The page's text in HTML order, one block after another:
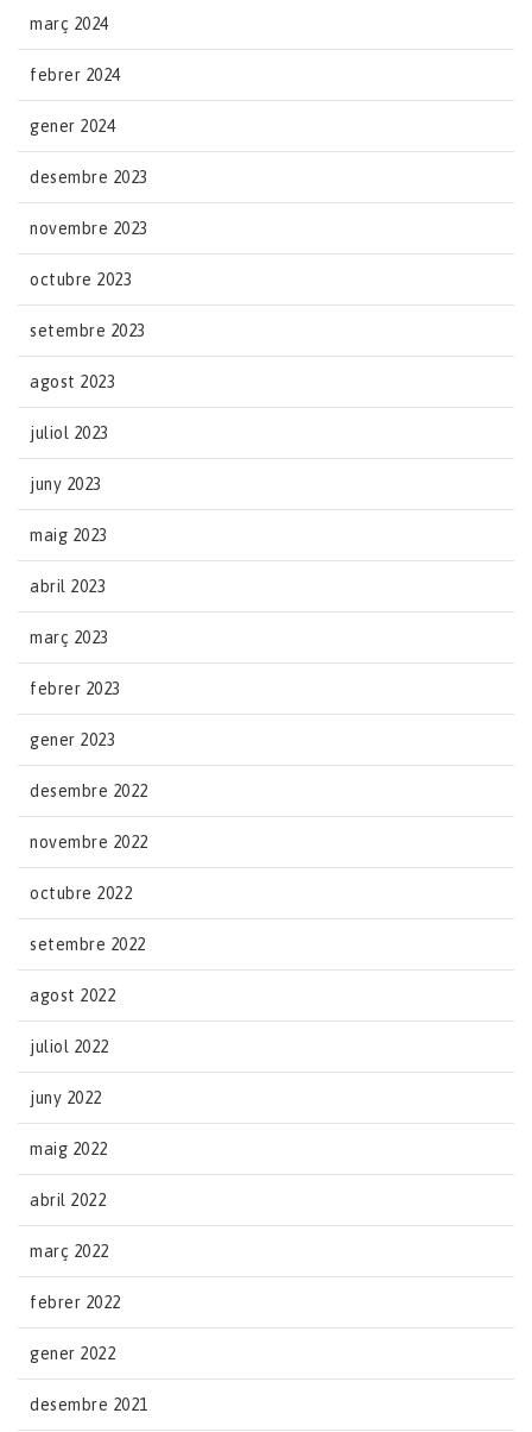
març 2024
febrer 2024
gener 2024
desembre 2023
novembre 2023
octubre 2023
setembre 2023
agost 2023
juliol 2023
juny 2023
maig 2023
abril 2023
març 2023
febrer 2023
gener 2023
desembre 2022
novembre 2022
octubre 2022
setembre 2022
agost 2022
juliol 2022
juny 2022
maig 2022
abril 2022
març 2022
febrer 2022
gener 2022
desembre 2021